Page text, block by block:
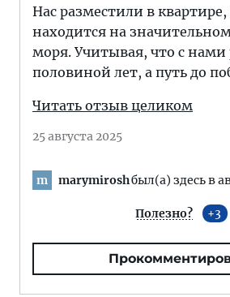
Нас разместили в квартире,
находится на
моря. Учитывая, что с нами
половиной лет, а путь до
Читать отзыв целиком
25 августа 2025
m marymiroshбыл(а) здесь в
Полезно? 3